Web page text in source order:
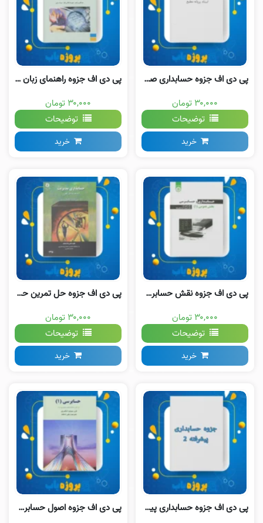
پی دی اف جزوه حسابداری صنعتی دو پروانه مطیع
۳۰,۰۰۰ تومان
توضیحات
خرید
پی دی اف جزوه راهنمای زبان تخصصی حسابداری
۳۰,۰۰۰ تومان
توضیحات
خرید
پی دی اف جزوه نقش حسابرسی در اقتصاد کشور
۳۰,۰۰۰ تومان
توضیحات
خرید
پی دی اف جزوه حل تمرین حسابداری مدیریت شباهنگ
۳۰,۰۰۰ تومان
توضیحات
خرید
پی دی اف جزوه حسابداری پیشرفته دو
پی دی اف جزوه اصول حسابرسی یک جمشید اسکندری